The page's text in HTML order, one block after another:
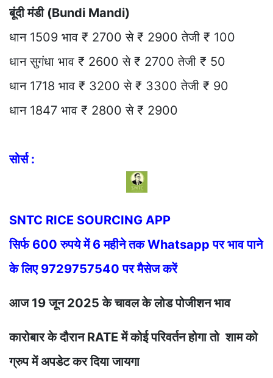
बूंदी मंडी (Bundi Mandi)
धान 1509 भाव ₹ 2700 से ₹ 2900 तेजी ₹ 100
धान सुगंधा भाव ₹ 2600 से ₹ 2700 तेजी ₹ 50
धान 1718 भाव ₹ 3200 से ₹ 3300 तेजी ₹ 90
धान 1847 भाव ₹ 2800 से ₹ 2900
सोर्स :
SNTC RICE SOURCING APP
सिर्फ 600 रुपये में 6 महीने तक Whatsapp पर भाव पाने
के लिए 9729757540 पर मैसेज करें
आज 19 जून 2025 के चावल के लोड पोजीशन भाव
कारोबार के दौरान RATE में कोई परिवर्तन होगा तो शाम को
ग्रुप में अपडेट कर दिया जायगा